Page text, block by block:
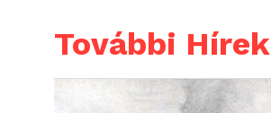
További Hírek